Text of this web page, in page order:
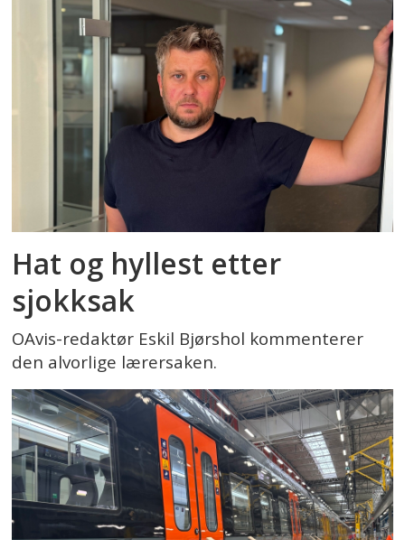
Hat og hyllest etter
sjokksak
OAvis-redaktør Eskil Bjørshol kommenterer
den alvorlige lærersaken.